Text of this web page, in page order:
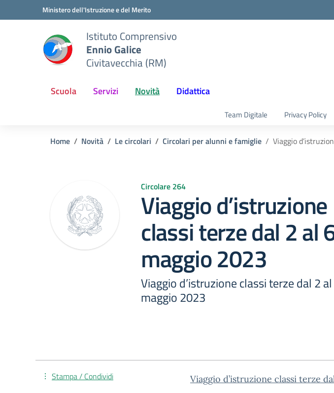
Vai ai contenuti
Vai al menu di navigazioneMinistero dell'Istruzione e del Merito
Istituto Comprensivo
Ennio Galice
Civitavecchia (RM)
Scuola Servizi Novità Didattica
Team Digitale Privacy Policy
Home Novità Le circolari Circolari per alunni e famiglie Viaggio
Circolare 264
Viaggio d’istruzione
classi terze dal 2 al
maggio 2023
Viaggio d’istruzione classi terze dal 2
maggio 2023
Viaggio d’istruzione classi terze
Stampa / Condividi